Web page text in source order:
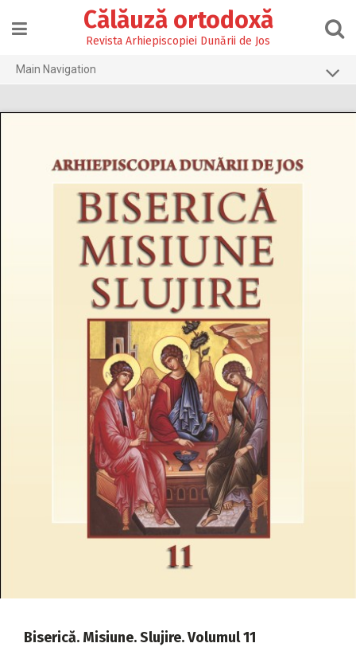
content
Călăuză ortodoxă
Revista Arhiepiscopiei Dunării de Jos
Main Navigation
2010
2009
Biserică. Misiune. Slujire. Volumul 11